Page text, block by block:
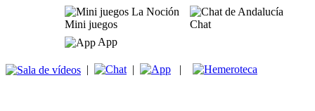
Mini juegos
Chat
App
| | |